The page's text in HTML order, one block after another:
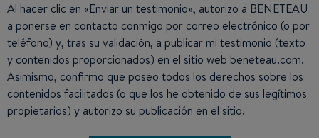
Al hacer clic en «Enviar un testimonio», autorizo a BENETEAU
a ponerse en contacto conmigo por correo electrónico (o por
teléfono) y, tras su validación, a publicar mi testimonio (texto
y contenidos proporcionados) en el sitio web beneteau.com.
Asimismo, confirmo que poseo todos los derechos sobre los
contenidos facilitados (o que los he obtenido de sus legítimos
propietarios) y autorizo su publicación en el sitio.